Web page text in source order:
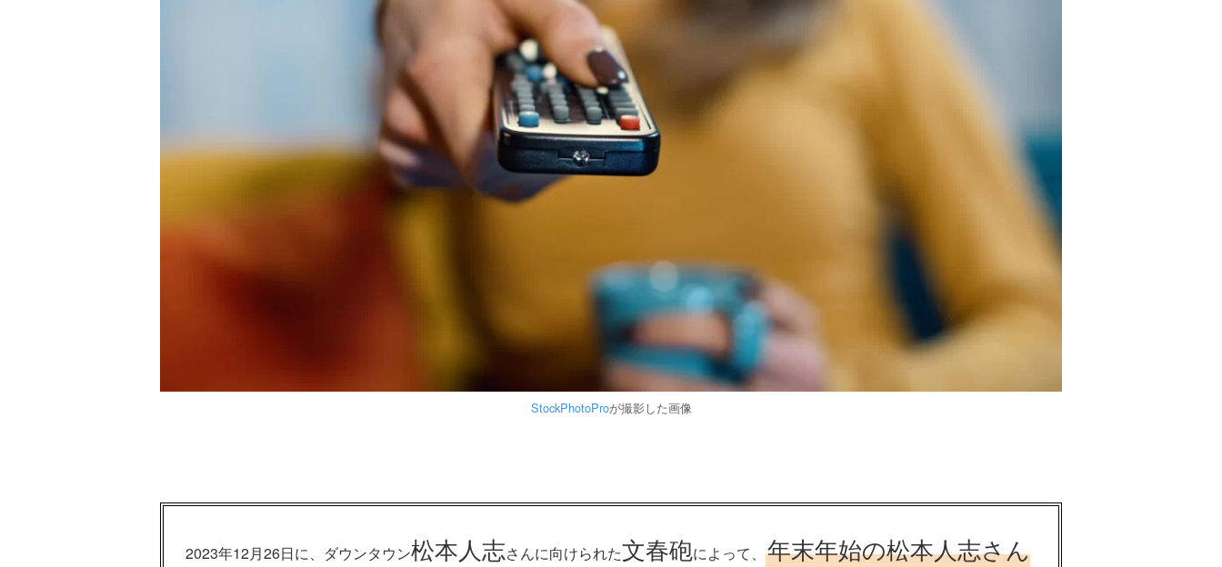
StockPhotoProが撮影した画像
2023年12月26日に、ダウンタウン松本人志さんに向けられた文春砲によって、 年末年始の松本人志さん